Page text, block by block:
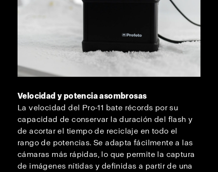
Velocidad y potencia asombrosas
La velocidad del Pro-11 bate récords por su
capacidad de conservar la duración del flash y
de acortar el tiempo de reciclaje en todo el
rango de potencias. Se adapta fácilmente a las
cámaras más rápidas, lo que permite la captura
de imágenes nítidas y definidas a partir de una